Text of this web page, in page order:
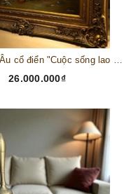
26.000.000₫